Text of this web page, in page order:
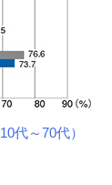
代～70代）